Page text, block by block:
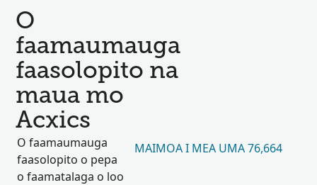
O
faamaumauga
faasolopito na
maua mo
Acxics
O faamaumauga
faasolopito o pepa
o faamatalaga o loo
MAIMOA I MEA UMA 76,664